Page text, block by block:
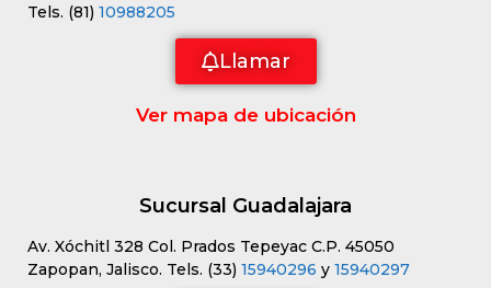
Tels. (81) 10988205
Llamar
Ver mapa de ubicación
Sucursal Guadalajara
Av. Xóchitl 328 Col. Prados Tepeyac C.P. 45050
Zapopan, Jalisco. Tels. (33) 15940296 y 15940297